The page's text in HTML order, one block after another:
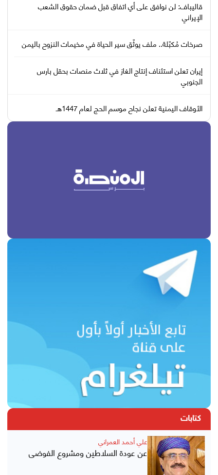
قاليباف: لن نوافق على أي اتفاق قبل ضمان حقوق الشعب
الإيراني
صرخات مُكبّلة.. ملف يوثّق سير الحياة في مخيمات النزوح باليمن
إيران تعلن استئناف إنتاج الغاز في ثلاث منصات بحقل بارس
الجنوبي
الأوقاف اليمنية تعلن نجاح موسم الحج لعام 1447هـ
كتابات
علي أحمد العمراني
عن عودة السلاطين ومشروع الفوضى